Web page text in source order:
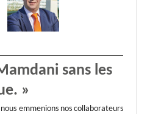
sans les
»
emmenions nos collaborateurs